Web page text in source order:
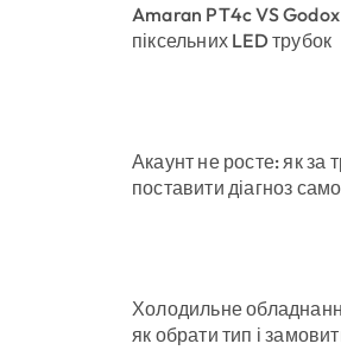
Amaran PT4c VS
піксельних LED трубок
Акаунт не росте: як за
поставити діагноз
Холодильне
як обрати тип і